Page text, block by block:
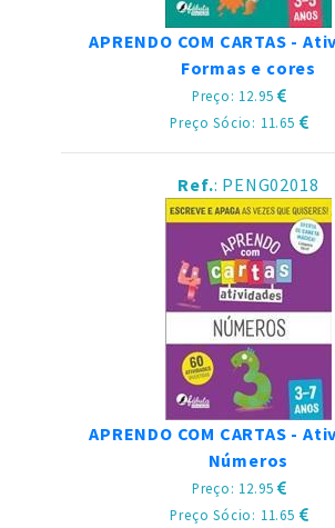
APRENDO COM CARTAS -
Formas e cores
Preço: 12.95
Preço Sócio: 11.65
Ref.: PENG02018
APRENDO COM CARTAS -
Números
Preço: 12.95
Preço Sócio: 11.65